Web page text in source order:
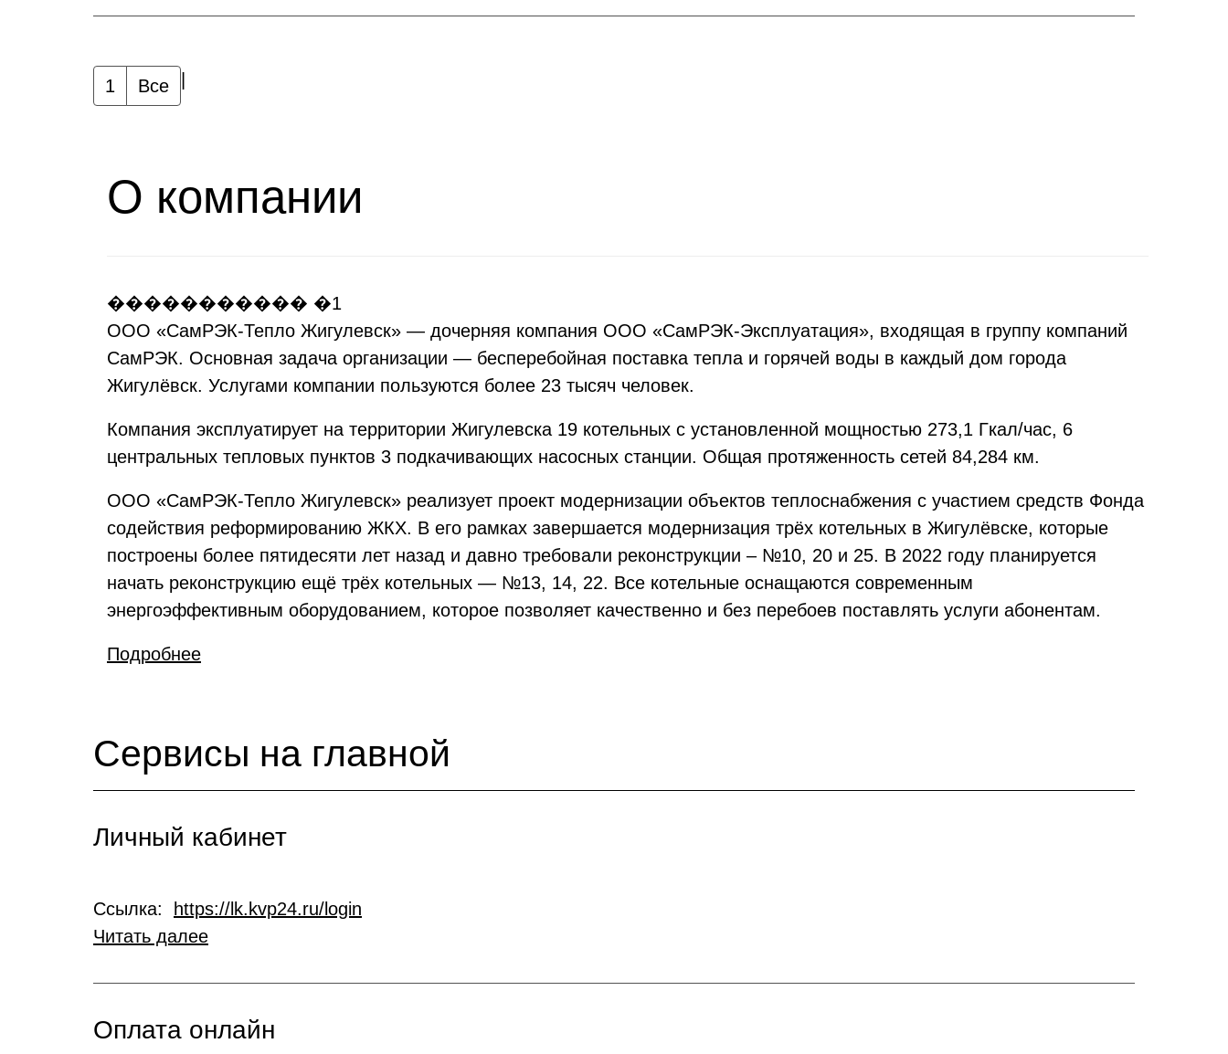
1 Все
О компании
ООО «СамРЭК-Тепло Жигулевск» — дочерняя компания ООО «СамРЭК-Эксплуатация», входящая в группу компаний
СамРЭК. Основная задача организации — бесперебойная поставка тепла и горячей воды в каждый дом города
Жигулёвск. Услугами компании пользуются более 23 тысяч человек.
Компания эксплуатирует на территории Жигулевска 19 котельных с установленной мощностью 273,1 Гкал/час, 6
центральных тепловых пунктов 3 подкачивающих насосных станции. Общая протяженность сетей 84,284 км.
ООО «СамРЭК-Тепло Жигулевск» реализует проект модернизации объектов теплоснабжения с участием средств Фонда
содействия реформированию ЖКХ. В его рамках завершается модернизация трёх котельных в Жигулёвске, которые
построены более пятидесяти лет назад и давно требовали реконструкции – №10, 20 и 25. В 2022 году планируется
начать реконструкцию ещё трёх котельных — №13, 14, 22. Все котельные оснащаются современным
энергоэффективным оборудованием, которое позволяет качественно и без перебоев поставлять услуги абонентам.
Подробнее
Сервисы на главной
Личный кабинет
Ссылка:
https://lk.kvp24.ru/login
Читать далее
Оплата онлайн